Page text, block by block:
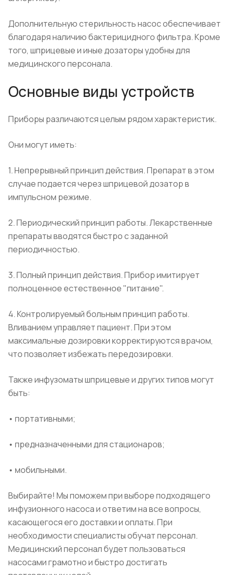
Дополнительную стерильность насос обеспечивает
благодаря наличию бактерицидного фильтра. Кроме
того, шприцевые и иные дозаторы удобны для
медицинского персонала.
Основные виды устройств
Приборы различаются целым рядом характеристик.
Они могут иметь:
1. Непрерывный принцип действия. Препарат в этом
случае подается через шприцевой дозатор в
импульсном режиме.
2. Периодический принцип работы. Лекарственные
препараты вводятся быстро с заданной
периодичностью.
3. Полный принцип действия. Прибор имитирует
полноценное естественное "питание".
4. Контролируемый больным принцип работы.
Вливанием управляет пациент. При этом
максимальные дозировки корректируются врачом,
что позволяет избежать передозировки.
Также инфузоматы шприцевые и других типов могут
быть:
• портативными;
• предназначенными для стационаров;
• мобильными.
Выбирайте! Мы поможем при выборе подходящего
инфузионного насоса и ответим на все вопросы,
касающегося его доставки и оплаты. При
необходимости специалисты обучат персонал.
Медицинский персонал будет пользоваться
насосами грамотно и быстро достигать